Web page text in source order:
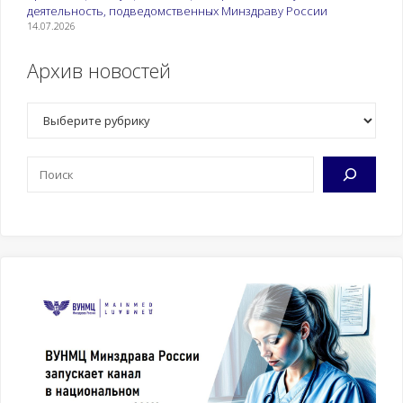
самостоятельного
Определение основных
изменениях в
состоянии пациента.
Антропометрические
показатели.
Перечень
рекомендуемых
деятельность, подведомственных Минздраву России
14.07.2026
Архив новостей